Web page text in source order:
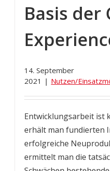
Basis der
14. September
2021 | Nutzen/
Entwicklungsarbeit ist
erhält man fundierten
erfolgreiche
ermittelt man die